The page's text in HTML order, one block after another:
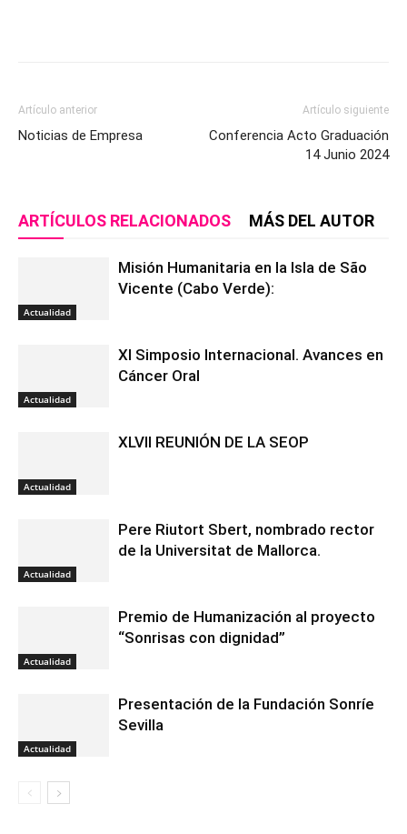
Artículo anterior
Noticias de Empresa
Artículo siguiente
Conferencia Acto Graduación
14 Junio 2024
ARTÍCULOS RELACIONADOS MÁS DEL AUTOR
Actualidad
Misión Humanitaria en la Isla de São
Vicente (Cabo Verde):
Actualidad
XI Simposio Internacional. Avances en
Cáncer Oral
Actualidad
XLVII REUNIÓN DE LA SEOP
Actualidad
Pere Riutort Sbert, nombrado rector
de la Universitat de Mallorca.
Actualidad
Premio de Humanización al proyecto
“Sonrisas con dignidad”
Actualidad
Presentación de la Fundación Sonríe
Sevilla